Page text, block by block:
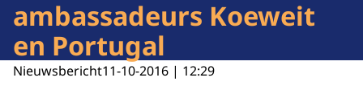
ambassadeurs Koeweit
en Portugal
Nieuwsbericht11-10-2016 | 12:29